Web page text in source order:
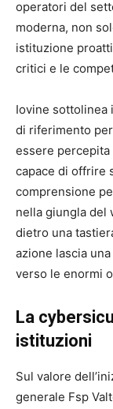
operatori del
moderna, non
istituzione
critici e le
Iovine sottolinea
di riferimento
essere
capace di offrire
comprensione
nella giungla del
dietro una
azione lascia
verso le enormi
La
istituzioni
Sul valore
generale Fsp